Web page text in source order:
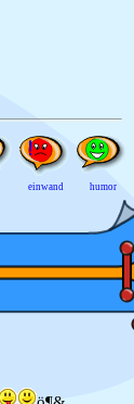
einwand humor